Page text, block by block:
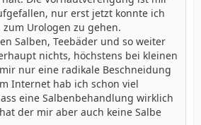
nur erst jetzt konnte ich
Urologen zu gehen.
Salben, Teebäder und so weiter
nichts, höchstens bei kleinen
nur eine radikale Beschneidung
Internet hab ich schon viel
eine Salbenbehandlung wirklich
der mir aber auch keine Salbe